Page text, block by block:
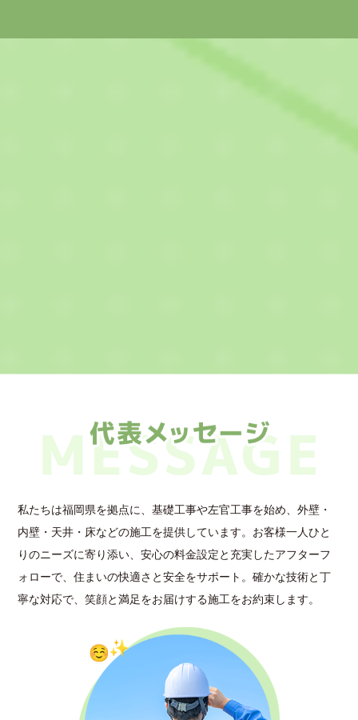
私たちは福岡県を拠点に、基礎工事や左官工事を始め、外壁・
内壁・天井・床などの施工を提供しています。お客様一人ひと
りのニーズに寄り添い、安心の料金設定と充実したアフターフ
ォローで、住まいの快適さと安全をサポート。確かな技術と丁
寧な対応で、笑顔と満足をお届けする施工をお約束します。